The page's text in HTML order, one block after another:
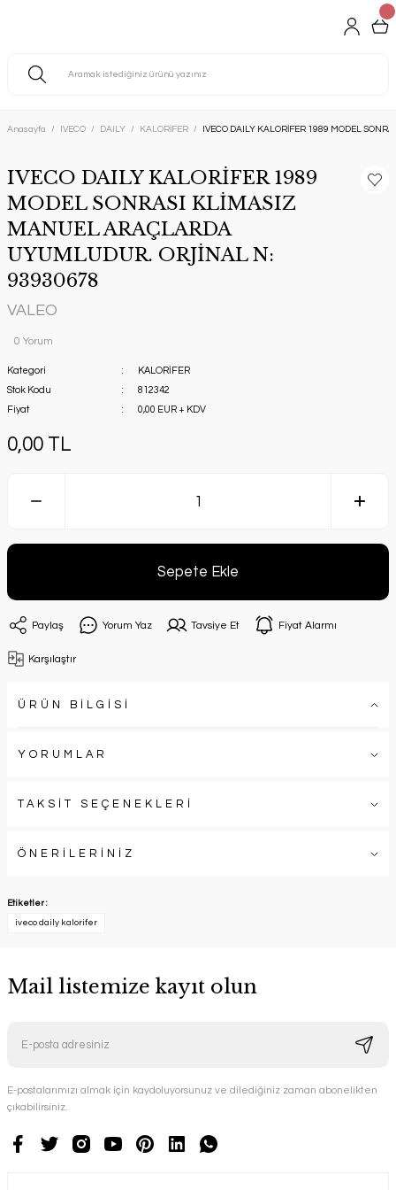
Anasayfa IVECO DAILY KALORİFER IVECO DAILY KALORİFER 1989 MODEL
IVECO DAILY KALORİFER 1989
MODEL SONRASI KLİMASIZ
MANUEL ARAÇLARDA
UYUMLUDUR. ORJİNAL N:
93930678
VALEO
0 Yorum
Kategori
KALORİFER
Stok Kodu
812342
Fiyat
0,00 EUR + KDV
0,00 TL
Sepete Ekle
Paylaş Yorum Yaz Tavsiye Et Fiyat Alarmı
Karşılaştır
ÜRÜN BİLGİSİ
YORUMLAR
TAKSİT SEÇENEKLERİ
ÖNERİLERİNİZ
Etiketler :
iveco daily kalorifer
Mail listemize kayıt olun
E-postalarımızı almak için kaydoluyorsunuz ve dilediğiniz zaman abonelikten
çıkabilirsiniz.